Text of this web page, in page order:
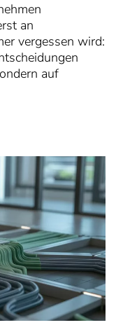
an
vergessen wird:
auf